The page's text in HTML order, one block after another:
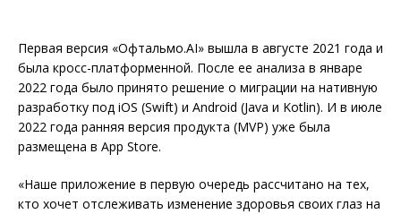
Первая версия «Офтальмо.AI» вышла в августе 2021 года и
была кросс-платформенной. После ее анализа в январе
2022 года было принято решение о миграции на нативную
разработку под iOS (Swift) и Android (Java и Kotlin). И в июле
2022 года ранняя версия продукта (MVP) уже была
размещена в Аpp Store.
«Наше приложение в первую очередь рассчитано на тех,
кто хочет отслеживать изменение здоровья своих глаз на